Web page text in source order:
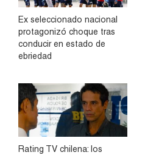
Ex seleccionado nacional
protagonizó choque tras
conducir en estado de
ebriedad
Rating TV chilena: los